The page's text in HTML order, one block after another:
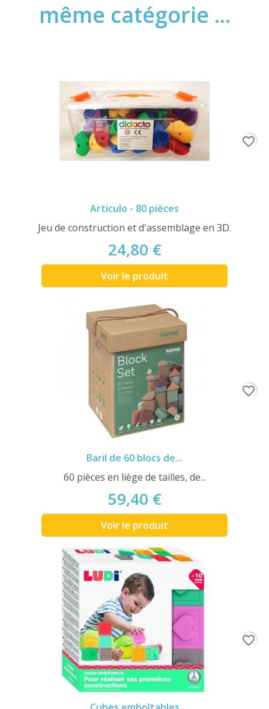
même catégorie ...
Articulo - 80 pièces
Jeu de construction et d'assemblage en 3D.
24,80 €
Voir le produit
favorite_border
Baril de 60 blocs de...
60 pièces en liège de tailles, de...
59,40 €
Voir le produit
favorite_border
favorite_border